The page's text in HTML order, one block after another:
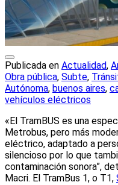
Publicada en Actualidad,
Obra pública, Subte,
Autónoma, buenos aires,
vehículos eléctricos
«El TramBUS es una
Metrobus, pero más
eléctrico, adaptado a
silencioso por lo que
contaminación sonora”,
Macri. El TramBus 1, o T1,